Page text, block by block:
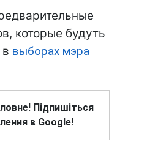
которые будуть
выборах мэра
Підпишіться
в Google!